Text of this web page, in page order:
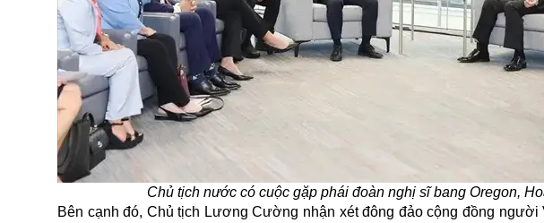
Chủ tịch nước có cuộc gặp phái đoàn nghị sĩ bang Oregon,
Bên cạnh đó, Chủ tịch Lương Cường nhận xét đông đảo cộng đồng